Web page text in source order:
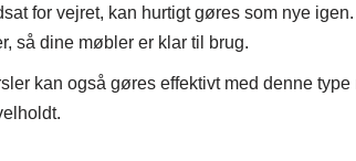
for vejret, kan hurtigt gøres som nye
så dine møbler er klar til brug.
kan også gøres effektivt med denne type